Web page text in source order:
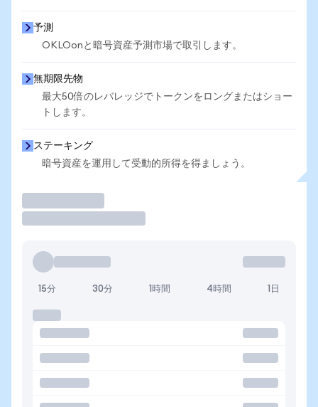
予測
OKLOonと暗号資産予測市場で取引します。
無期限先物
最大50倍のレバレッジでトークンをロングまたはショー
トします。
ステーキング
暗号資産を運用して受動的所得を得ましょう。
15分 30分 1時間 4時間 1日